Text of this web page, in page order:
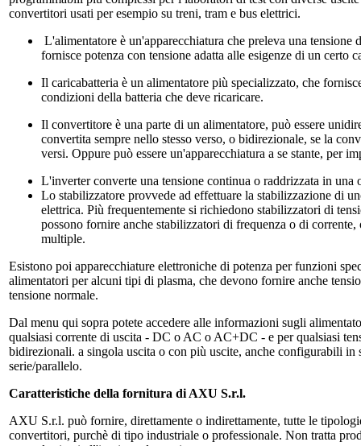
convertitori usati per esempio su treni, tram e bus elettrici.
L'alimentatore è un'apparecchiatura che preleva una tensione
fornisce potenza con tensione adatta alle esigenze di un certo
Il caricabatteria è un alimentatore più specializzato, che
condizioni della batteria che deve ricaricare.
Il convertitore è una parte di un alimentatore, può essere
convertita sempre nello stesso verso, o bidirezionale, se la
versi. Oppure può essere un'apparecchiatura a se stante, per
L'inverter converte una tensione continua o raddrizzata in una
Lo stabilizzatore provvede ad effettuare la stabilizzazione di
elettrica. Più frequentemente si richiedono stabilizzatori di
possono fornire anche stabilizzatori di frequenza o di
multiple.
Esistono poi apparecchiature elettroniche di potenza per funzioni
alimentatori per alcuni tipi di plasma, che devono fornire anche
tensione normale.
Dal menu qui sopra potete accedere alle informazioni sugli
qualsiasi corrente di uscita - DC o AC o AC+DC - e per qualsiasi
bidirezionali. a singola uscita o con più uscite, anche configurabili in
serie/parallelo.
Caratteristiche della fornitura di AXU S.r.l.
AXU S.r.l. può fornire, direttamente o indirettamente, tutte le
convertitori, purchè di tipo industriale o professionale. Non tratta